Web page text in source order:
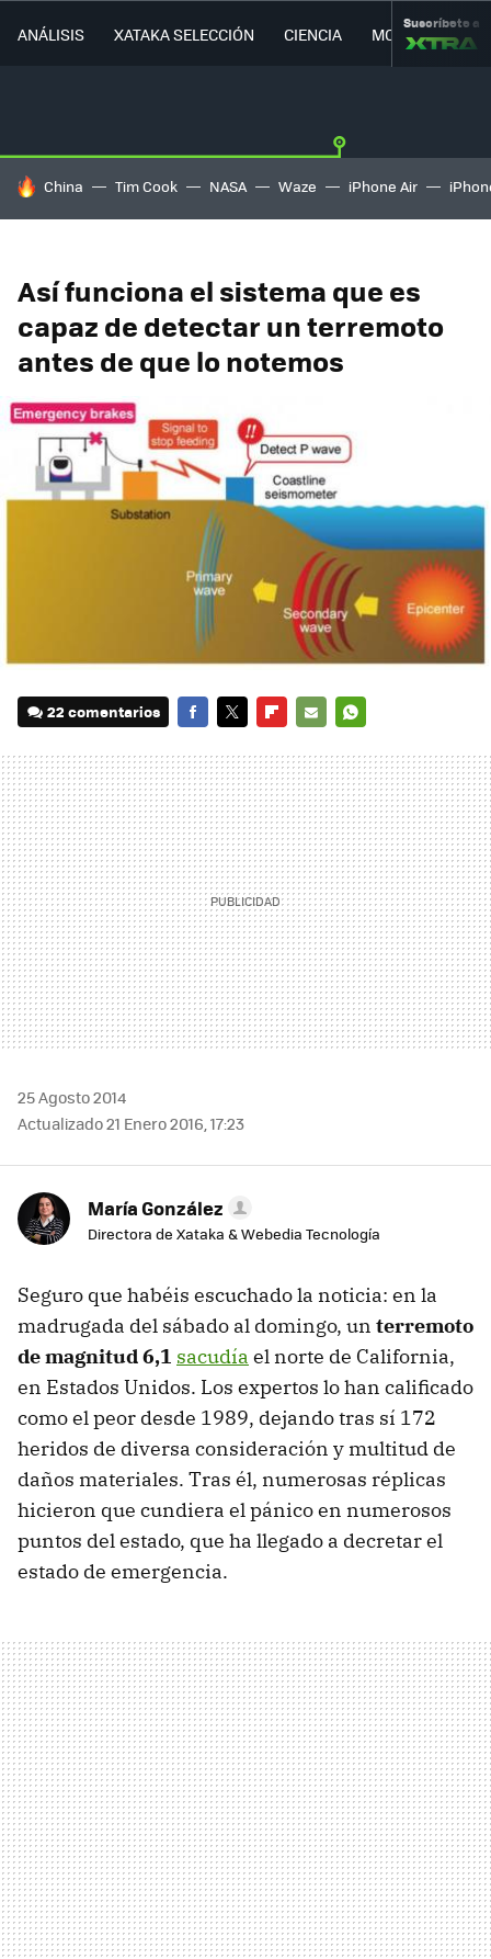
ANÁLISIS XATAKA SELECCIÓN CIENCIA MOVILIDAD
Suscríbete a
HOY SE HABLA DE
China Tim Cook NASA Waze iPhone Air
Así funciona el sistema que es
capaz de detectar un terremoto
antes de que lo notemos
22 comentarios
MAIL
25 Agosto 2014
Actualizado 21 Enero 2016, 17:23
María González
Directora de Xataka & Webedia Tecnología
Seguro que habéis escuchado la noticia: en la
madrugada del sábado al domingo, un terremoto
de magnitud 6,1 sacudía el norte de California,
en Estados Unidos. Los expertos lo han calificado
como el peor desde 1989, dejando tras sí 172
heridos de diversa consideración y multitud de
daños materiales. Tras él, numerosas réplicas
hicieron que cundiera el pánico en numerosos
puntos del estado, que ha llegado a decretar el
estado de emergencia.